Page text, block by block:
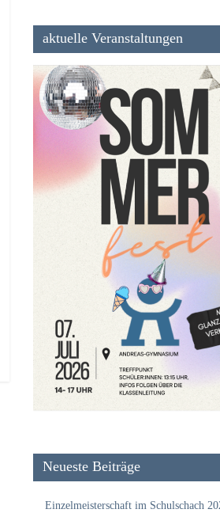
aktuelle Veranstaltungen
Neueste Beiträge
Einzelmeisterschaft im Schulschach